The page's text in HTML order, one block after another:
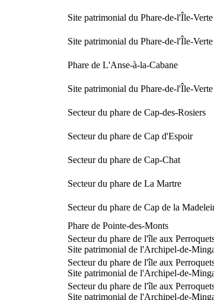
Site patrimonial du Phare-de-l'Île-Verte
Site patrimonial du Phare-de-l'Île-Verte
Phare de L'Anse-à-la-Cabane
Site patrimonial du Phare-de-l'Île-Verte
Secteur du phare de Cap-des-Rosiers
Secteur du phare de Cap d'Espoir
Secteur du phare de Cap-Chat
Secteur du phare de La Martre
Secteur du phare de Cap de la
Phare de Pointe-des-Monts
Secteur du phare de l'île aux
Site patrimonial de l'Archipel-de-
Secteur du phare de l'île aux
Site patrimonial de l'Archipel-de-
Secteur du phare de l'île aux
Site patrimonial de l'Archipel-de-